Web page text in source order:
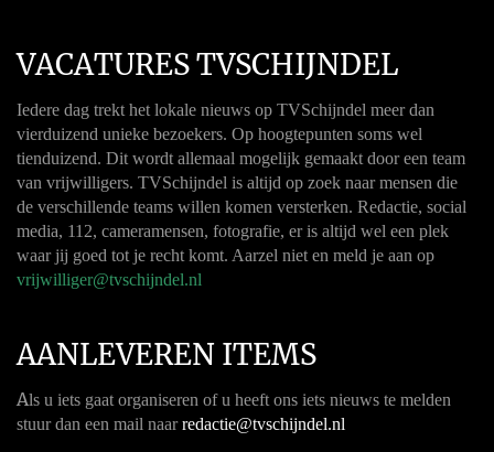
VACATURES TVSCHIJNDEL
Iedere dag trekt het lokale nieuws op TVSchijndel meer dan
vierduizend unieke bezoekers. Op hoogtepunten soms wel
tienduizend. Dit wordt allemaal mogelijk gemaakt door een team
van vrijwilligers. TVSchijndel is altijd op zoek naar mensen die
de verschillende teams willen komen versterken. Redactie, social
media, 112, cameramensen, fotografie, er is altijd wel een plek
waar jij goed tot je recht komt. Aarzel niet en meld je aan op
vrijwilliger@tvschijndel.nl
AANLEVEREN ITEMS
Als u iets gaat organiseren of u heeft ons iets nieuws te melden
stuur dan een mail naar redactie@tvschijndel.nl